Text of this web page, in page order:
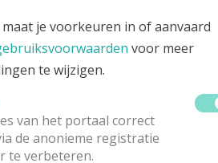
een geloofsgesprek ter
het doopsel. Doopsels van
van 17 uur . Op die manier
worden na een
je voorkeuren in of aanvaard
voor meer
te wijzigen.
van het portaal correct
de anonieme registratie
te verbeteren.